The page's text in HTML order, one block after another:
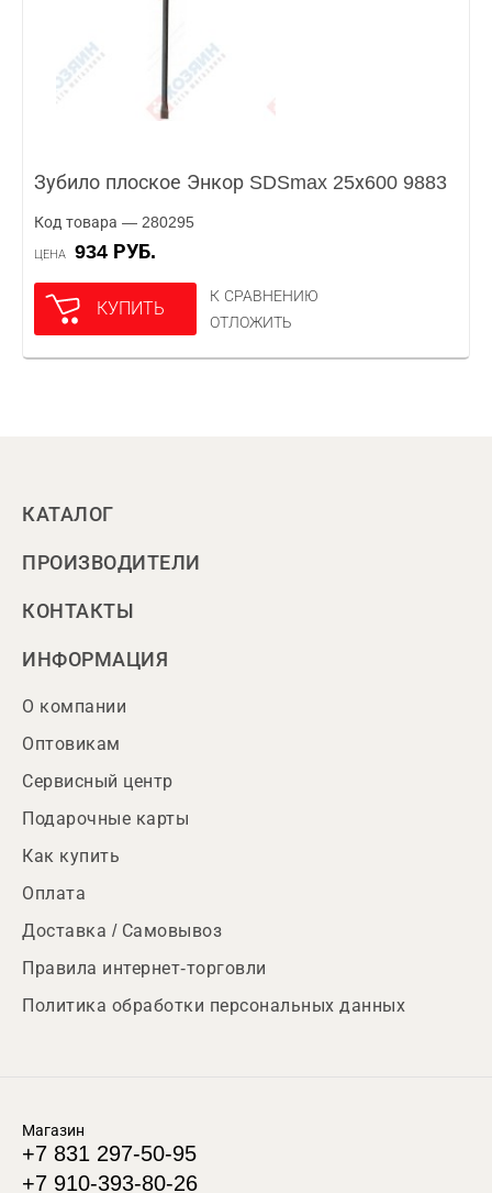
Зубило плоское Энкор SDSmax 25х600 9883
Код товара — 280295
ЦЕНА 934 РУБ.
КУПИТЬ
К СРАВНЕНИЮ
ОТЛОЖИТЬ
КАТАЛОГ
ПРОИЗВОДИТЕЛИ
КОНТАКТЫ
ИНФОРМАЦИЯ
О компании
Оптовикам
Сервисный центр
Подарочные карты
Как купить
Оплата
Доставка / Самовывоз
Правила интернет-торговли
Политика обработки персональных данных
Магазин
+7 831 297-50-95
+7 910-393-80-26